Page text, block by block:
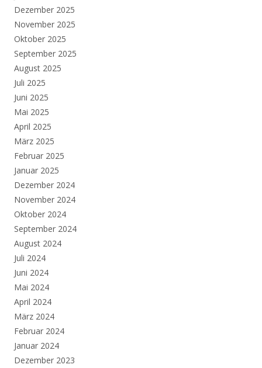
Dezember 2025
November 2025
Oktober 2025
September 2025
August 2025
Juli 2025
Juni 2025
Mai 2025
April 2025
März 2025
Februar 2025
Januar 2025
Dezember 2024
November 2024
Oktober 2024
September 2024
August 2024
Juli 2024
Juni 2024
Mai 2024
April 2024
März 2024
Februar 2024
Januar 2024
Dezember 2023